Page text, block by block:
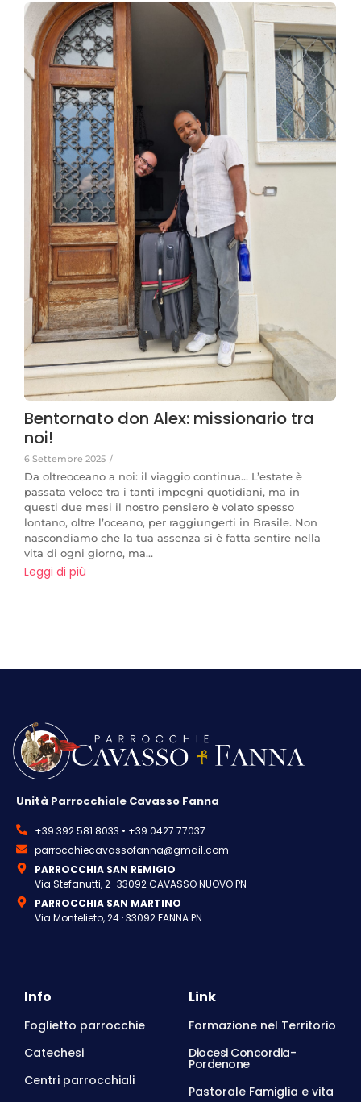
Bentornato don Alex: missionario tra
noi!
6 Settembre 2025 /
Da oltreoceano a noi: il viaggio continua… L’estate è
passata veloce tra i tanti impegni quotidiani, ma in
questi due mesi il nostro pensiero è volato spesso
lontano, oltre l’oceano, per raggiungerti in Brasile. Non
nascondiamo che la tua assenza si è fatta sentire nella
vita di ogni giorno, ma...
Leggi di più
Unità Parrocchiale Cavasso Fanna
+39 392 581 8033 • +39 0427 77037
parrocchiecavassofanna@gmail.com
PARROCCHIA SAN REMIGIO
Via Stefanutti, 2 · 33092 CAVASSO NUOVO PN
PARROCCHIA SAN MARTINO
Via Montelieto, 24 · 33092 FANNA PN
Info
Foglietto parrocchie
Catechesi
Centri parrocchiali
Link
Formazione nel Territorio
Diocesi Concordia-
Pordenone
Pastorale Famiglia e vita